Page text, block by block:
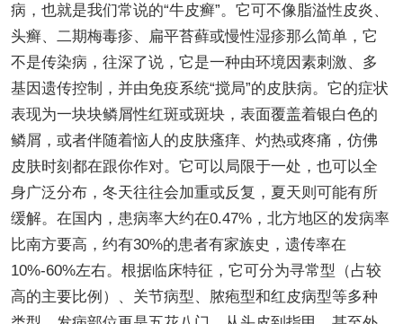
病，也就是我们常说的“牛皮癣”。它可不像脂溢性皮炎、
头癣、二期梅毒疹、扁平苔藓或慢性湿疹那么简单，它
不是传染病，往深了说，它是一种由环境因素刺激、多
基因遗传控制，并由免疫系统“搅局”的皮肤病。它的症状
表现为一块块鳞屑性红斑或斑块，表面覆盖着银白色的
鳞屑，或者伴随着恼人的皮肤瘙痒、灼热或疼痛，仿佛
皮肤时刻都在跟你作对。它可以局限于一处，也可以全
身广泛分布，冬天往往会加重或反复，夏天则可能有所
缓解。在国内，患病率大约在0.47%，北方地区的发病率
比南方要高，约有30%的患者有家族史，遗传率在
10%-60%左右。根据临床特征，它可分为寻常型（占较
高的主要比例）、关节病型、脓疱型和红皮病型等多种